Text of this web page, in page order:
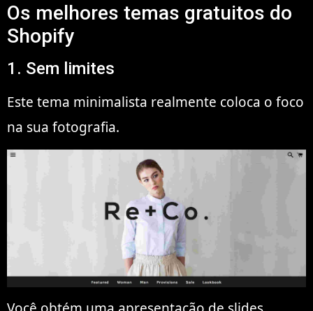
Os melhores temas gratuitos do
Shopify
1. Sem limites
Este tema minimalista realmente coloca o foco
na sua fotografia.